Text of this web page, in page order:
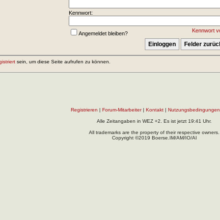
Kennwort:
Kennwort
Angemeldet bleiben?
sein, um diese Seite aufrufen zu können.
Registrieren Forum-Mitarbeiter| Kontakt Nutzungsbedingungen
Alle Zeitangaben in WEZ +2. Es ist jetzt 19:41 Uhr.
All trademarks are the property of their respective owners.
Copyright ©2019 Boerse.IM/AM/IO/AI